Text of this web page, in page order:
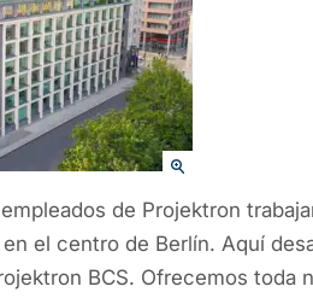
de Projektron
el centro de Berlín. Aquí
BCS. Ofrecemos toda